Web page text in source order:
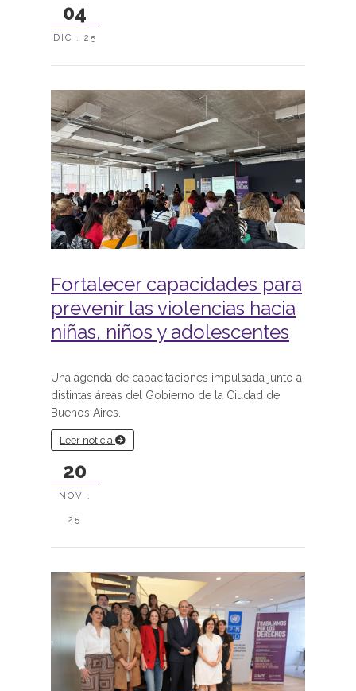
04
DIC . 25
Fortalecer capacidades para
prevenir las violencias hacia
niñas, niños y adolescentes
Una agenda de capacitaciones impulsada junto a
distintas áreas del Gobierno de la Ciudad de
Buenos Aires.
Leer noticia
20
NOV .
25